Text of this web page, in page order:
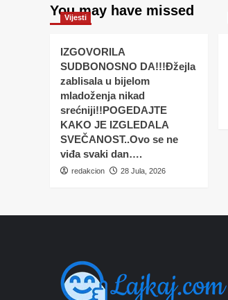
You may have missed
Vijesti
IZGOVORILA
SUDBONOSNO DA!!!Đžejla
zablisala u bijelom
mladoženja nikad
srećniji!!POGEDAJTE
KAKO JE IZGLEDALA
SVEČANOST..Ovo se ne
viđa svaki dan….
redakcion 28 Jula, 2026